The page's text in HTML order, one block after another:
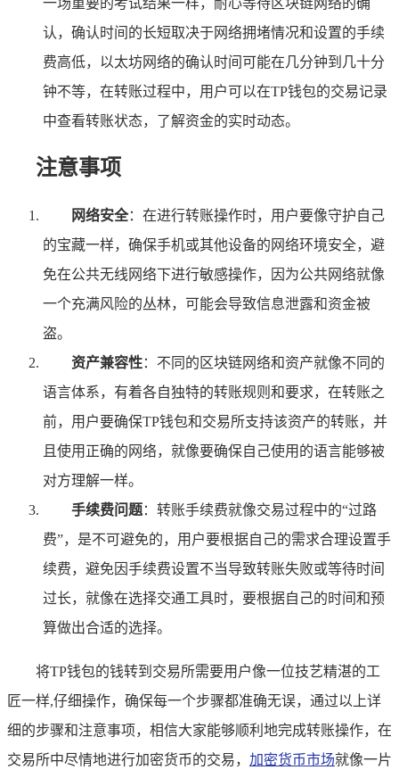
认，确认时间的长短取决于网络拥堵情况和设置的手续
费高低，以太坊网络的确认时间可能在几分钟到几十分
钟不等，在转账过程中，用户可以在TP钱包的交易记录
中查看转账状态，了解资金的实时动态。
注意事项
网络安全：在进行转账操作时，用户要像守护自己
的宝藏一样，确保手机或其他设备的网络环境安全，避
免在公共无线网络下进行敏感操作，因为公共网络就像
一个充满风险的丛林，可能会导致信息泄露和资金被
盗。
资产兼容性：不同的区块链网络和资产就像不同的
语言体系，有着各自独特的转账规则和要求，在转账之
前，用户要确保TP钱包和交易所支持该资产的转账，并
且使用正确的网络，就像要确保自己使用的语言能够被
对方理解一样。
手续费问题：转账手续费就像交易过程中的“过路
费”，是不可避免的，用户要根据自己的需求合理设置手
续费，避免因手续费设置不当导致转账失败或等待时间
过长，就像在选择交通工具时，要根据自己的时间和预
算做出合适的选择。
将TP钱包的钱转到交易所需要用户像一位技艺精湛的工
匠一样,仔细操作，确保每一个步骤都准确无误，通过以上详
细的步骤和注意事项，相信大家能够顺利地完成转账操作，在
交易所中尽情地进行加密货币的交易， 加密货币市场就像一片